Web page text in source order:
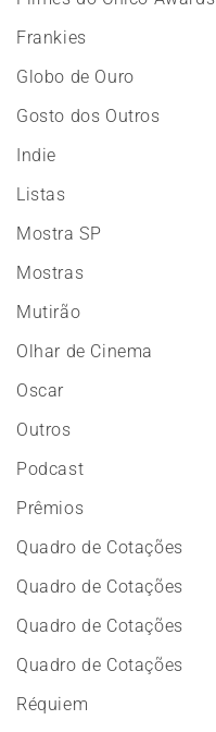
Frankies
Globo de Ouro
Gosto dos Outros
Indie
Listas
Mostra SP
Mostras
Mutirão
Olhar de Cinema
Oscar
Outros
Podcast
Prêmios
Quadro de Cotações
Quadro de Cotações
Quadro de Cotações
Quadro de Cotações
Réquiem